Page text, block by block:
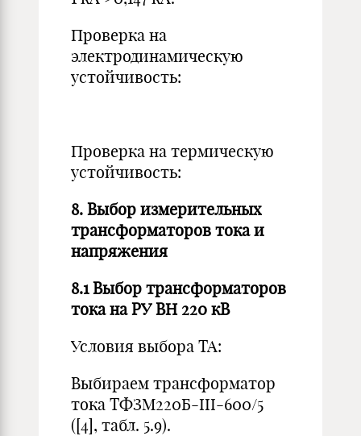
Проверка на
электродинамическую
устойчивость:
Проверка на термическую
устойчивость:
8. Выбор измерительных
трансформаторов тока и
напряжения
8.1 Выбор трансформаторов
тока на РУ ВН 220 кВ
Условия выбора ТА:
Выбираем трансформатор
тока ТФЗМ220Б-III-600/5
([4], табл. 5.9).